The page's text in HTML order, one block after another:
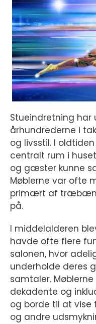
Stueindretning har
århundrederne i
og livsstil. I
centralt rum i
og gæster kunne
Møblerne var ofte
primært af
på.
I middelalderen
havde ofte flere
salonen, hvor
underholde deres
samtaler.
dekadente og
og borde til at
og andre